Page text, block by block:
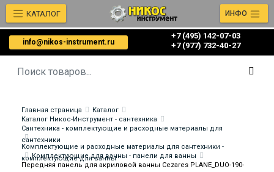
info@nikos-instrument.ru
+7 (495) 142-07-03
‎‎+7 (977) 732-40-27
КАТАЛОГ ИНФО
Главная страница
Каталог
Каталог Никос-Инструмент - сантехника
Сантехника - комплектующие и расходные материалы для
сантехники
Комплектующие и расходные материалы для сантехники -
комплектующие для ванны
Комплектующие для ванны - панели для ванны
Передняя панель для акриловой ванны Cezares PLANE_DUO-190-